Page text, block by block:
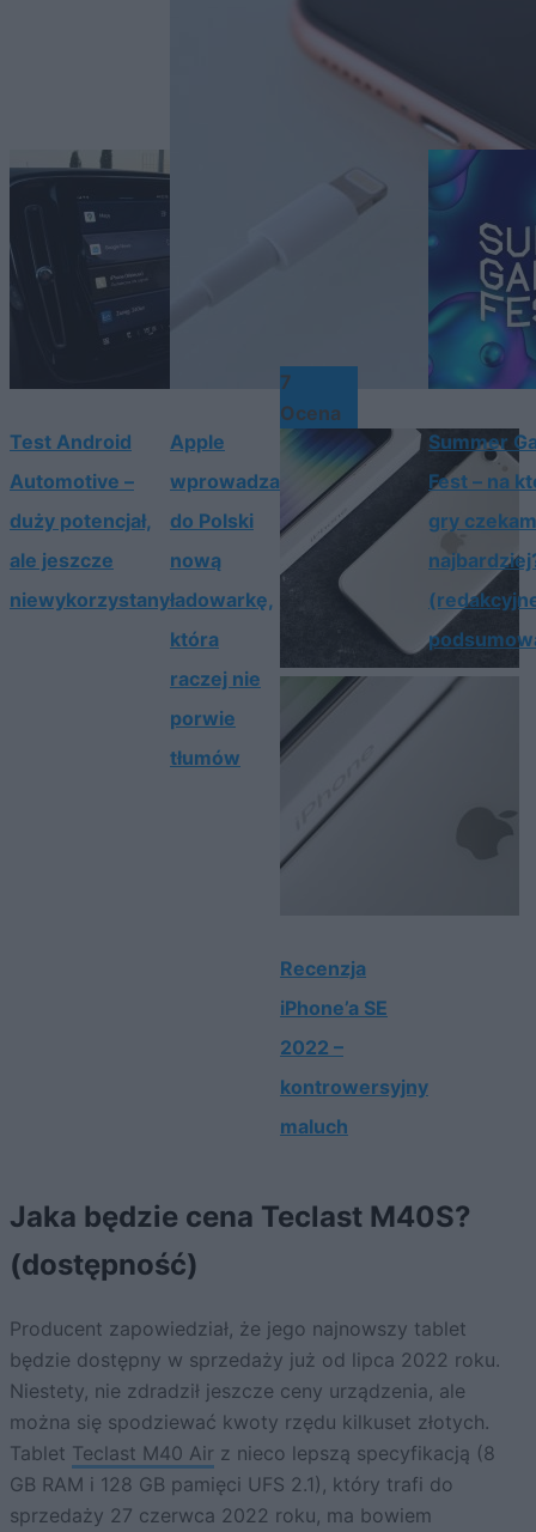
Test Android
Automotive –
duży potencjał,
ale jeszcze
niewykorzystany
Apple
wprowadza
do Polski
nową
ładowarkę,
która
raczej nie
porwie
tłumów
7
Ocena
Recenzja
iPhone’a SE
2022 –
kontrowersyjny
maluch
Summer
Fest – na
gry
Jaka będzie cena Teclast M40S?
(dostępność)
Producent zapowiedział, że jego najnowszy tablet
będzie dostępny w sprzedaży już od lipca 2022 roku.
Niestety, nie zdradził jeszcze ceny urządzenia, ale
można się spodziewać kwoty rzędu kilkuset złotych.
Tablet Teclast M40 Air z nieco lepszą specyfikacją (8
GB RAM i 128 GB pamięci UFS 2.1), który trafi do
sprzedaży 27 czerwca 2022 roku, ma bowiem